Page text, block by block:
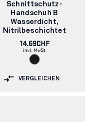
Schnittschutz-
Handschuh B
Wasserdicht,
Nitrilbeschichtet
14.69CHF
inkl. MwSt.
VERGLEICHEN